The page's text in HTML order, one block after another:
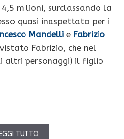
milioni, surclassando la
quasi inaspettato per i
Mandelli e Fabrizio
Fabrizio, che nel
altri personaggi) il figlio
TUTTO